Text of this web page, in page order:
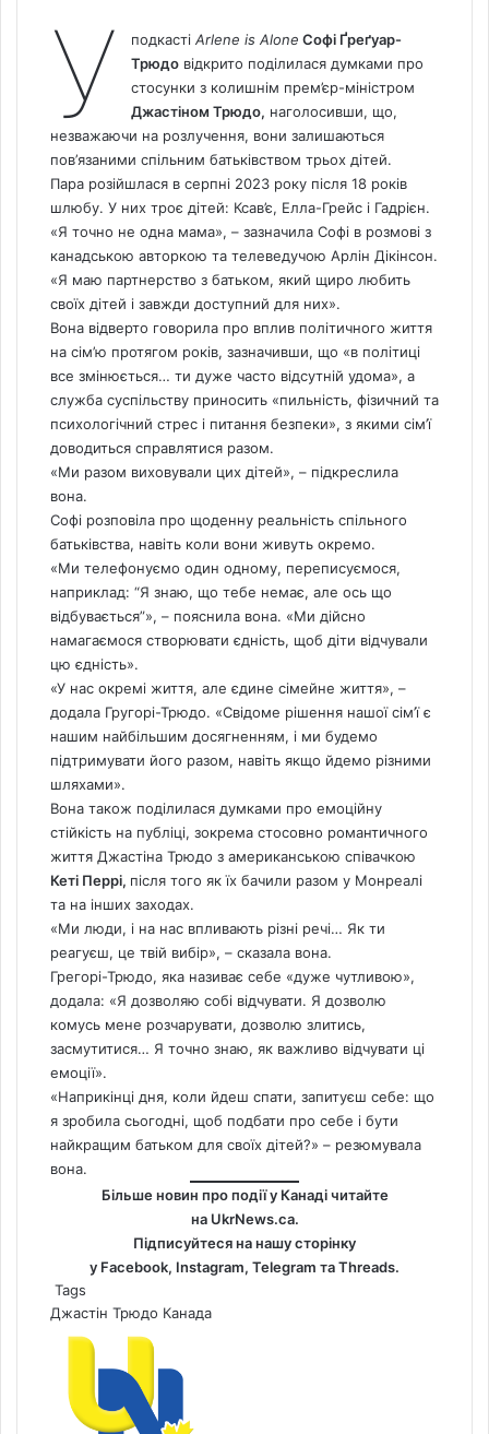
У подкасті Arlene is Alone Софі Ґреґуар-
Трюдовідкрито поділилася думками про
стосунки з колишнім прем’єр-міністром
Джастіном Трюдо, наголосивши, що,
незважаючи на розлучення, вони залишаються
пов’язаними спільним батьківством трьох дітей.
Пара розійшлася в серпні 2023 року після 18 років
шлюбу. У них троє дітей: Ксав’є, Елла-Грейс і Гадрієн.
«Я точно не одна мама», – зазначила Софі в розмові з
канадською авторкою та телеведучою Арлін Дікінсон.
«Я маю партнерство з батьком, який щиро любить
своїх дітей і завжди доступний для них».
Вона відверто говорила про вплив політичного життя
на сім’ю протягом років, зазначивши, що «в політиці
все змінюється… ти дуже часто відсутній удома», а
служба суспільству приносить «пильність, фізичний та
психологічний стрес і питання безпеки», з якими сім’ї
доводиться справлятися разом.
«Ми разом виховували цих дітей», – підкреслила
вона.
Софі розповіла про щоденну реальність спільного
батьківства, навіть коли вони живуть окремо.
«Ми телефонуємо один одному, переписуємося,
наприклад: “Я знаю, що тебе немає, але ось що
відбувається”», – пояснила вона. «Ми дійсно
намагаємося створювати єдність, щоб діти відчували
цю єдність».
«У нас окремі життя, але єдине сімейне життя», –
додала Гругорі-Трюдо. «Свідоме рішення нашої сім’ї є
нашим найбільшим досягненням, і ми будемо
підтримувати його разом, навіть якщо йдемо різними
шляхами».
Вона також поділилася думками про емоційну
стійкість на публіці, зокрема стосовно романтичного
життя Джастіна Трюдо з американською співачкою
Кеті Перрі, після того як їх бачили разом у Монреалі
та на інших заходах.
«Ми люди, і на нас впливають різні речі… Як ти
реагуєш, це твій вибір», – сказала вона.
Грегорі-Трюдо, яка називає себе «дуже чутливою»,
додала: «Я дозволяю собі відчувати. Я дозволю
комусь мене розчарувати, дозволю злитись,
засмутитися… Я точно знаю, як важливо відчувати ці
емоції».
«Наприкінці дня, коли йдеш спати, запитуєш себе: що
я зробила сьогодні, щоб подбати про себе і бути
найкращим батьком для своїх дітей?» – резюмувала
вона.
Більше новин про події у Канаді читайте
на UkrNews.ca.
Підписуйтеся на нашу сторінку
у Facebook, Instagram, Telegram таThreads.
Tags
Джастін Трюдо Канада